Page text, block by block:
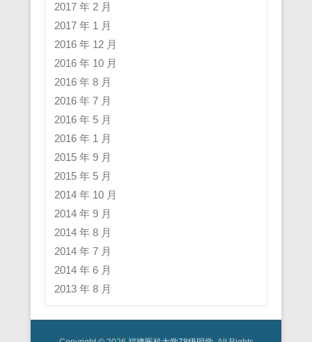
2017 年 2 月
2017 年 1 月
2016 年 12 月
2016 年 10 月
2016 年 8 月
2016 年 7 月
2016 年 5 月
2016 年 1 月
2015 年 9 月
2015 年 5 月
2014 年 10 月
2014 年 9 月
2014 年 8 月
2014 年 7 月
2014 年 6 月
2013 年 8 月